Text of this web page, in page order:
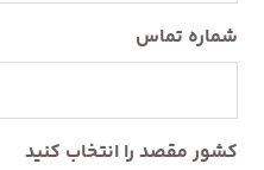
شماره تماس
کشور مقصد را انتخاب کنید